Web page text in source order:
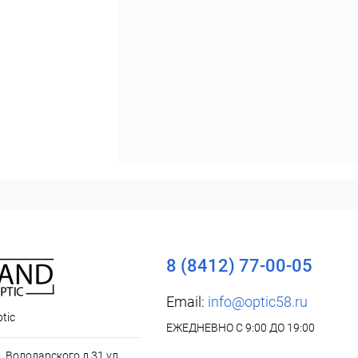
8 (8412) 77-00-05
Email: info@optic58.ru
ЕЖЕДНЕВНО С 9:00 ДО 19:00